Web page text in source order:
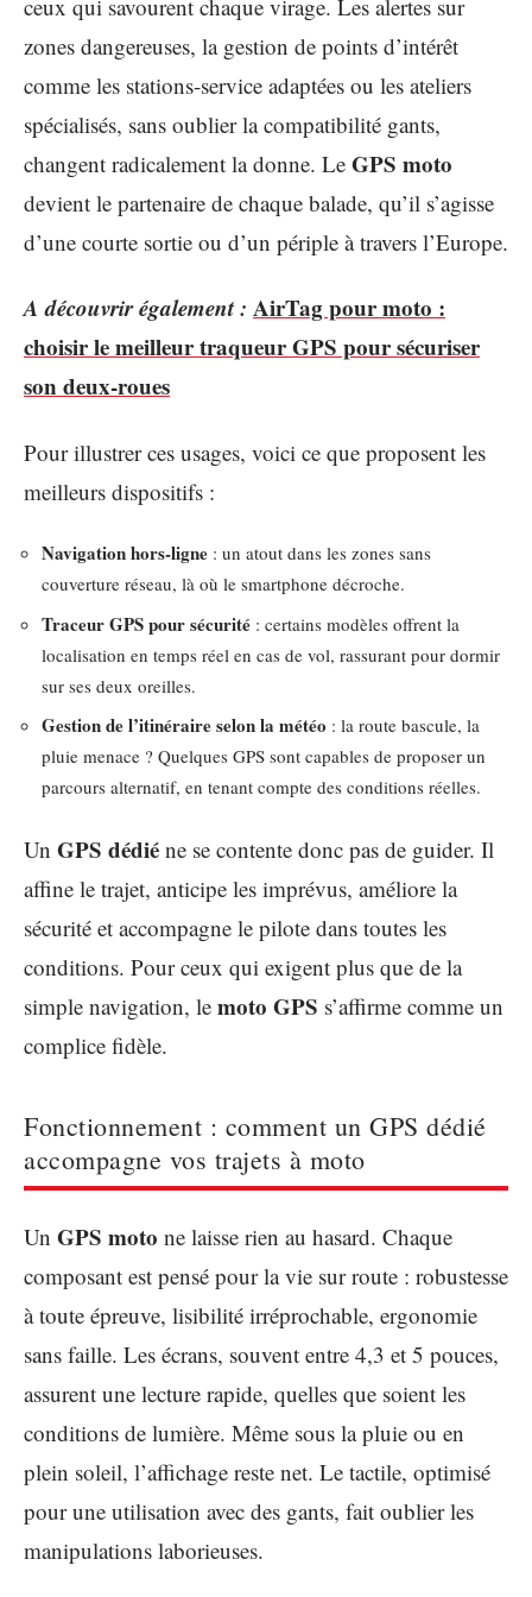
ceux qui savourent chaque virage. Les alertes sur
zones dangereuses, la gestion de points d’intérêt
comme les stations-service adaptées ou les ateliers
spécialisés, sans oublier la compatibilité gants,
changent radicalement la donne. Le GPS moto
devient le partenaire de chaque balade, qu’il s’agisse
d’une courte sortie ou d’un périple à travers l’Europe.
A découvrir également : AirTag pour moto :
choisir le meilleur traqueur GPS pour sécuriser
son deux-roues
Pour illustrer ces usages, voici ce que proposent les
meilleurs dispositifs :
Navigation hors-ligne : un atout dans les zones sans
couverture réseau, là où le smartphone décroche.
Traceur GPS pour sécurité : certains modèles offrent la
localisation en temps réel en cas de vol, rassurant pour dormir
sur ses deux oreilles.
Gestion de l’itinéraire selon la météo : la route bascule, la
pluie menace ? Quelques GPS sont capables de proposer un
parcours alternatif, en tenant compte des conditions réelles.
Un GPS dédié ne se contente donc pas de guider. Il
affine le trajet, anticipe les imprévus, améliore la
sécurité et accompagne le pilote dans toutes les
conditions. Pour ceux qui exigent plus que de la
simple navigation, le moto GPS s’affirme comme un
complice fidèle.
Fonctionnement : comment un GPS dédié
accompagne vos trajets à moto
Un GPS moto ne laisse rien au hasard. Chaque
composant est pensé pour la vie sur route : robustesse
à toute épreuve, lisibilité irréprochable, ergonomie
sans faille. Les écrans, souvent entre 4,3 et 5 pouces,
assurent une lecture rapide, quelles que soient les
conditions de lumière. Même sous la pluie ou en
plein soleil, l’affichage reste net. Le tactile, optimisé
pour une utilisation avec des gants, fait oublier les
manipulations laborieuses.